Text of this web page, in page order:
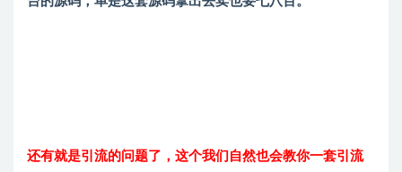
还有就是引流的问题了，这个我们自然也会教你一套引流